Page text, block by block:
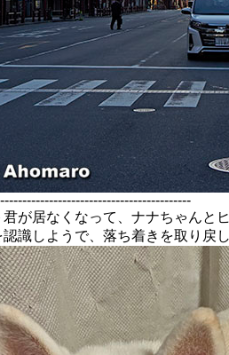
が居なくなって、ナナちゃんと
認識しようで、落ち着きを取り戻